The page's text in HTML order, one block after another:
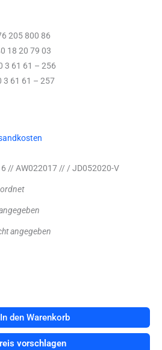
800 86
18 20 79 03
61 – 256
61 – 257
// AW022017 // / JD052020-V
angegeben
In den Warenkorb
vorschlagen